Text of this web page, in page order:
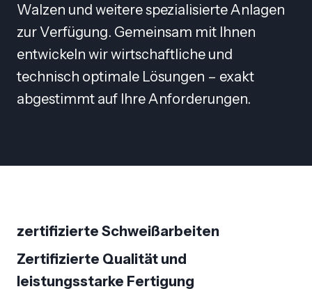
Walzen und weitere spezialisierte Anlagen
zur Verfügung. Gemeinsam mit Ihnen
entwickeln wir wirtschaftliche und
technisch optimale Lösungen – exakt
abgestimmt auf Ihre Anforderungen.
zertifizierte Schweißarbeiten
Zertifizierte Qualität und
leistungsstarke Fertigung